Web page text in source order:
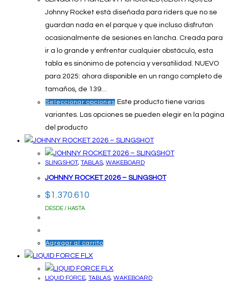
Johnny Rocket está diseñada para riders que no se
guardan nada en el parque y que incluso disfrutan
ocasionalmente de sesiones en lancha. Creada para
ir a lo grande y enfrentar cualquier obstáculo, esta
tabla es sinónimo de potencia y versatilidad. NUEVO
para 2025: ahora disponible en un rango completo de
tamaños, de 139…
Seleccionar opciones Este producto tiene varias
variantes. Las opciones se pueden elegir en la página
del producto
SLINGSHOT, TABLAS, WAKEBOARD
JOHNNY ROCKET 2026 – SLINGSHOT
$1.370.610
DESDE / HASTA
Agregar al carrito
LIQUID FORCE, TABLAS, WAKEBOARD